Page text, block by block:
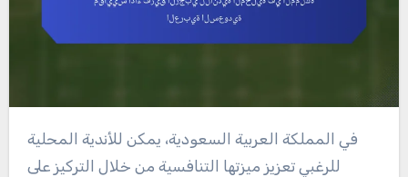
في المملكة العربية السعودية، يمكن للأندية المحلية
للرغبي تعزيز ميزتها التنافسية من خلال التركيز على